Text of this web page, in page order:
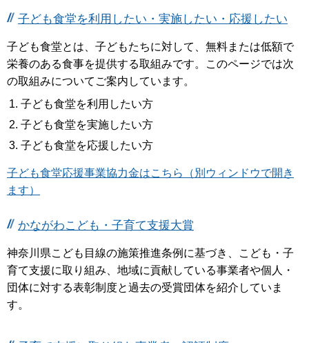
子ども食堂を利用したい・実施したい・応援したい
子ども食堂とは、子どもたちに対して、無料または低額で
栄養のある食事を提供する取組みです。このページでは次
の取組みについてご案内しています。
子ども食堂を利用したい方
子ども食堂を実施したい方
子ども食堂を応援したい方
子ども食堂応援事業協力金はこちら（別ウィンドウで開き
ます）
かながわこども・子育て支援大賞
神奈川県こども目線の施策推進条例に基づき、こども・子
育て支援に取り組み、地域に貢献している事業者や個人・
団体に対する表彰制度と過去の受賞団体を紹介していま
す。